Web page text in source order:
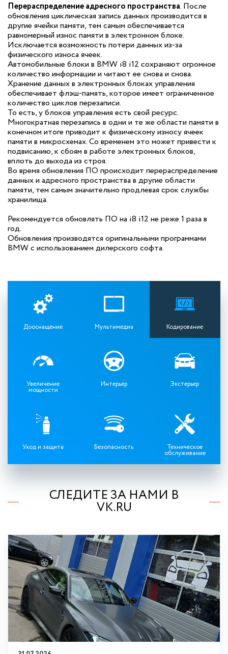
Перераспределение адресного пространства. После
обновления циклическая запись данных производится в
другие ячейки памяти, тем самым обеспечивается
равномерный износ памяти в электронном блоке.
Исключается возможность потери данных из-за
физического износа ячеек.
Автомобильные блоки в BMW i8 i12 сохраняют огромное
количество информации и читают ее снова и снова.
Хранение данных в электронных блоках управления
обеспечивает флэш-память, которое имеет ограниченное
количество циклов перезаписи.
То есть, у блоков управления есть свой ресурс.
Многократная перезапись в одни и те же области памяти в
конечном итоге приводит к физическому износу ячеек
памяти в микросхемах. Со временем это может привести к
подвисанию, к сбоям в работе электронных блоков,
вплоть до выхода из строя.
Во время обновления ПО происходит перераспределение
данных и адресного пространства в другие области
памяти, тем самым значительно продлевая срок службы
хранилища.
Рекомендуется обновлять ПО на i8 i12 не реже 1 раза в
год.
Обновления производятся оригинальными программами
BMW с использованием дилерского софта.
Дооснащение Мультимедиа Кодирование
Увеличение
мощности
Интерьер Экстерьер
Уход и защита Безопасность Техническое
обслуживание
СЛЕДИТЕ ЗА НАМИ В
VK.RU